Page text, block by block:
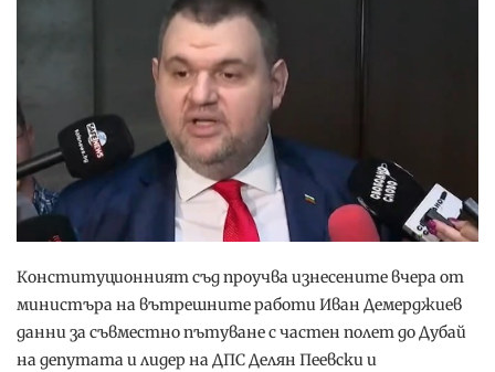
Конституционният съд проучва изнесените вчера от
министърa на вътрешните работи Иван Демерджиев
данни за съвместно пътуване с частен полет до Дубай
на депутата и лидер на ДПС Делян Пеевски и